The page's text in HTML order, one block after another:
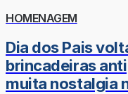
HOMENAGEM
Dia dos Pais
brincadeiras
muita nostalgia